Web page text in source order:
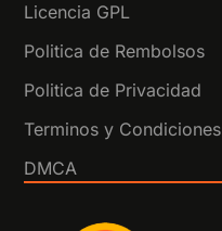
Licencia GPL
Politica de Rembolsos
Politica de Privacidad
Terminos y Condiciones
DMCA